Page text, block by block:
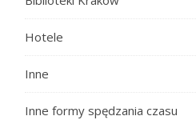
Hotele
Inne
Inne formy spędzania czasu